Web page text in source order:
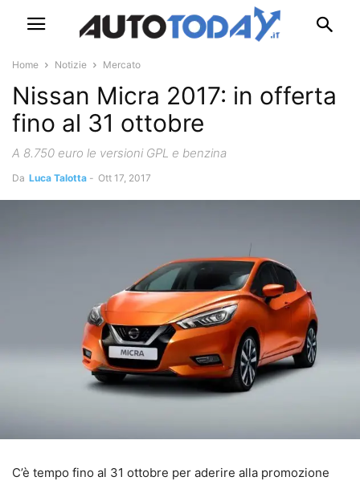
Home Notizie Mercato
Nissan Micra 2017: in offerta
fino al 31 ottobre
A 8.750 euro le versioni GPL e benzina
Da Luca Talotta - Ott 17, 2017
C’è tempo fino al 31 ottobre per aderire alla promozione